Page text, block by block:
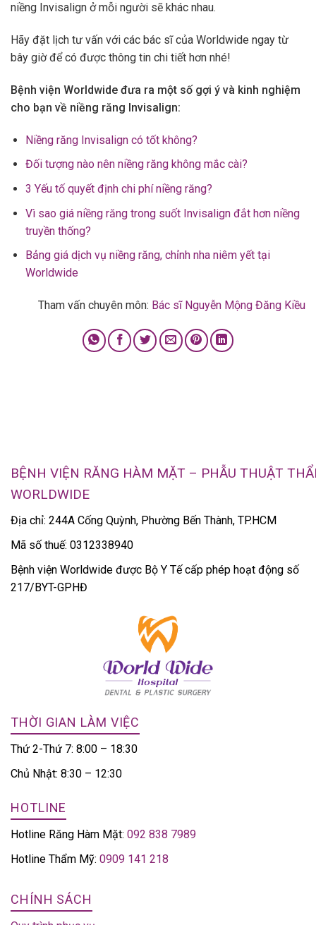
niềng Invisalign ở mỗi người sẽ khác nhau.
Hãy đặt lịch tư vấn với các bác sĩ của Worldwide ngay từ
bây giờ để có được thông tin chi tiết hơn nhé!
Bệnh viện Worldwide đưa ra một số gợi ý và kinh nghiệm
cho bạn về niềng răng Invisalign:
Niềng răng Invisalign có tốt không?
Đối tượng nào nên niềng răng không mắc cài?
3 Yếu tố quyết định chi phí niềng răng?
Vì sao giá niềng răng trong suốt Invisalign đắt hơn niềng
truyền thống?
Bảng giá dịch vụ niềng răng, chỉnh nha niêm yết tại
Worldwide
Tham vấn chuyên môn: Bác sĩ Nguyễn Mộng Đăng Kiều
BỆNH VIỆN RĂNG HÀM MẶT – PHẪU THUẬT
WORLDWIDE
Địa chỉ: 244A Cống Quỳnh, Phường Bến Thành, TP.HCM
Mã số thuế: 0312338940
Bệnh viện Worldwide được Bộ Y Tế cấp phép hoạt động số
217/BYT-GPHĐ
THỜI GIAN LÀM VIỆC
Thứ 2-Thứ 7: 8:00 – 18:30
Chủ Nhật: 8:30 – 12:30
HOTLINE
Hotline Răng Hàm Mặt: 092 838 7989
Hotline Thẩm Mỹ: 0909 141 218
CHÍNH SÁCH